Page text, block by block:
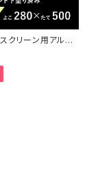
スクリーン用アルミ
塗り済）28センチ×